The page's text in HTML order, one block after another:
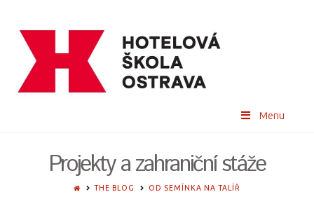
Menu
Projekty a zahraniční stáže
HOMETHE BLOG OD SEMÍNKA NA TALÍŘ